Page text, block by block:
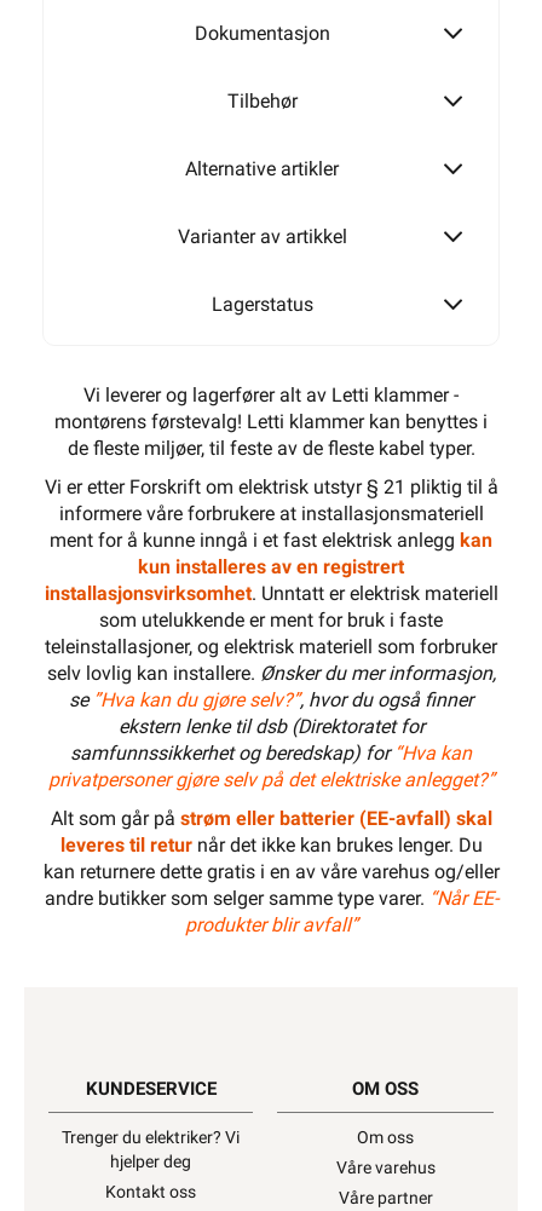
MAGASINKLAMMER 10-R-16
Dokumentasjon
Tilbehør
Alternative artikler
Varianter av artikkel
Lagerstatus
Vi leverer og lagerfører alt av Letti klammer -
montørens førstevalg! Letti klammer kan benyttes i
de fleste miljøer, til feste av de fleste kabel typer.
Vi er etter Forskrift om elektrisk utstyr § 21 pliktig til å
informere våre forbrukere at installasjonsmateriell
ment for å kunne inngå i et fast elektrisk anlegg kan
kun installeres av en registrert
installasjonsvirksomhet. Unntatt er elektrisk materiell
som utelukkende er ment for bruk i faste
teleinstallasjoner, og elektrisk materiell som forbruker
selv lovlig kan installere. Ønsker du mer informasjon,
se ”Hva kan du gjøre selv?”, hvor du også finner
ekstern lenke til dsb (Direktoratet for
samfunnssikkerhet og beredskap) for “Hva kan
privatpersoner gjøre selv på det elektriske anlegget?”
Alt som går på strøm eller batterier (EE-avfall) skal
leveres til returnår det ikke kan brukes lenger. Du
kan returnere dette gratis i en av våre varehus og/eller
andre butikker som selger samme type varer. “Når EE-
produkter blir avfall”
KUNDESERVICE
Trenger du elektriker? Vi
hjelper deg
Kontakt oss
OM OSS
Om oss
Våre varehus
Våre partner